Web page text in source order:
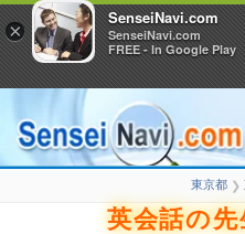
東京都 ❯
英会話の
×
SenseiNavi.com
SenseiNavi.com
FREE - In Google Play
×
SenseiNavi.com
SenseiNavi.com
FREE - In Google Play